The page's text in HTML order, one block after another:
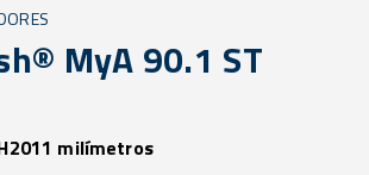
MyA 90.1 ST
milímetros